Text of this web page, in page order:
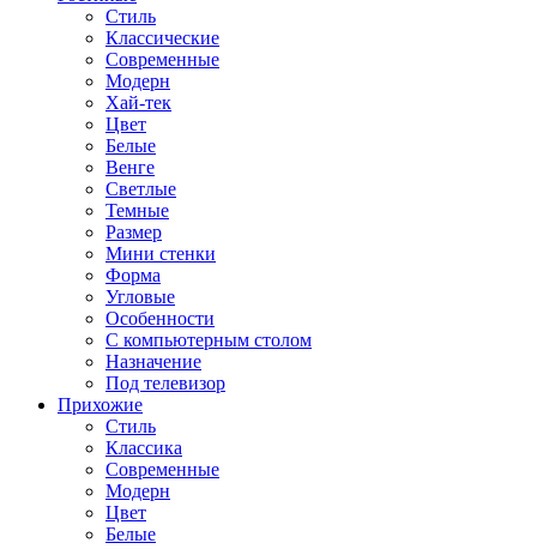
Стиль
Классические
Современные
Модерн
Хай-тек
Цвет
Белые
Венге
Светлые
Темные
Размер
Мини стенки
Форма
Угловые
Особенности
С компьютерным столом
Назначение
Под телевизор
Прихожие
Стиль
Классика
Современные
Модерн
Цвет
Белые